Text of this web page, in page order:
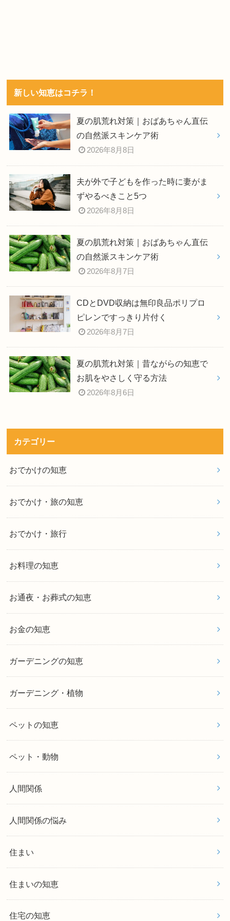
新しい知恵はコチラ！
夏の肌荒れ対策｜おばあちゃん直伝
の自然派スキンケア術
2026年8月8日
夫が外で子どもを作った時に妻がま
ずやるべきこと5つ
2026年8月8日
夏の肌荒れ対策｜おばあちゃん直伝
の自然派スキンケア術
2026年8月7日
CDとDVD収納は無印良品ポリプロ
ピレンですっきり片付く
2026年8月7日
夏の肌荒れ対策｜昔ながらの知恵で
お肌をやさしく守る方法
2026年8月6日
カテゴリー
おでかけの知恵
おでかけ・旅の知恵
おでかけ・旅行
お料理の知恵
お通夜・お葬式の知恵
お金の知恵
ガーデニングの知恵
ガーデニング・植物
ペットの知恵
ペット・動物
人間関係
人間関係の悩み
住まい
住まいの知恵
住宅の知恵